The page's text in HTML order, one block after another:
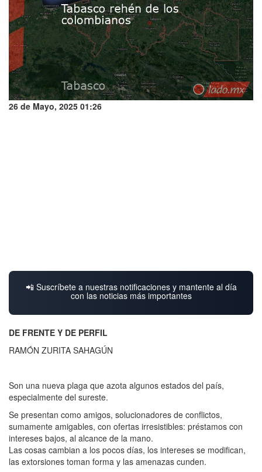
26 de Mayo, 2025 01:26
📲 Suscríbete a nuestras notificaciones y mantente al día
con las noticias más importantes
DE FRENTE Y DE PERFIL
RAMÓN ZURITA SAHAGÚN
Son una nueva plaga que azota algunos estados del país,
especialmente del sureste.
Se presentan como amigos, solucionadores de conflictos,
sumamente amigables, con ofertas irresistibles: préstamos con
intereses bajos, al alcance de la mano.
Las cosas cambian a los pocos días, los intereses se modifican,
las extorsiones toman forma y las amenazas cunden.